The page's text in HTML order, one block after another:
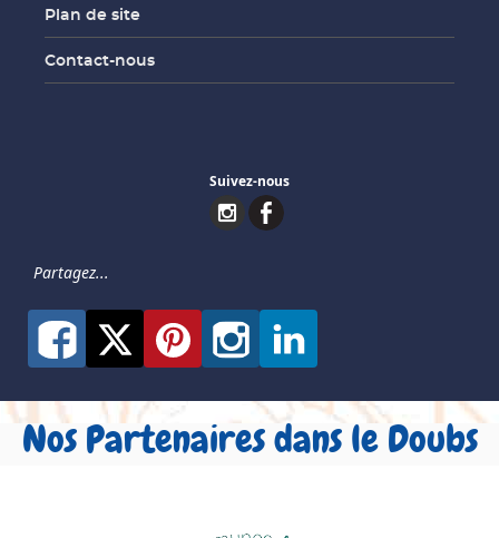
Plan de site
Contact-nous
Suivez-nous
Partagez...
Nos Partenaires dans le Doubs